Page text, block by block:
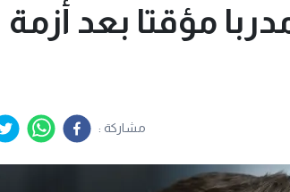
مؤقتا بعد أزمة
مشاركة :